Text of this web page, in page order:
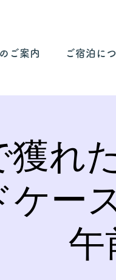
ご案内 ご宿泊に
獲れ
ケー
午